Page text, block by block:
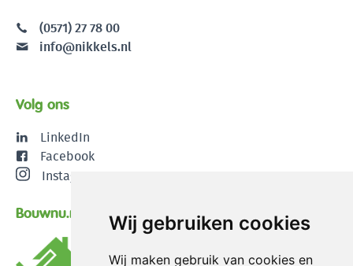
Wij gebruiken cookies
Wij maken gebruik van cookies en
(0571) 27 78 00
info@nikkels.nl
Volg ons
LinkedIn
Facebook
Instagram
Bouwnu.nl